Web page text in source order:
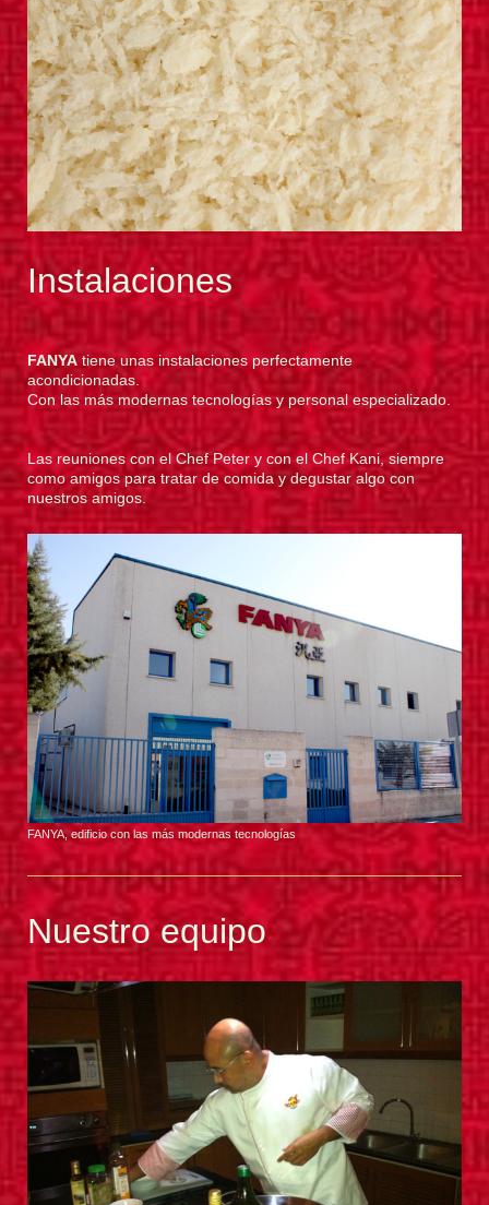
Instalaciones
FANYA tiene unas instalaciones perfectamente
acondicionadas.
Con las más modernas tecnologías y personal especializado.
Las reuniones con el Chef Peter y con el Chef Kani, siempre
como amigos para tratar de comida y degustar algo con
nuestros amigos.
FANYA, edificio con las más modernas tecnologías
Nuestro equipo